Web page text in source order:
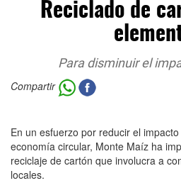
Reciclado de
Para disminuir el
Compartir
En un esfuerzo por reducir el
economía circular, Monte Maíz ha
reciclaje de cartón que involucra a
locales.